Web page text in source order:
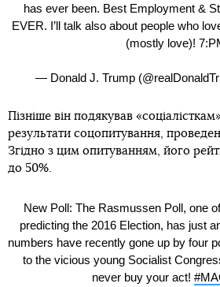
has ever been. Best Employment &
EVER. I’ll talk also about people who
(mostly love)!
— Donald J. Trump
Пізніше він подякував
результати соцопитування,
Згідно з цим опитуванням, його
до 50%.
New Poll: The Rasmussen Poll, one
predicting the 2016 Election, has just
numbers have recently gone up by four
to the vicious young Socialist
never buy your act!